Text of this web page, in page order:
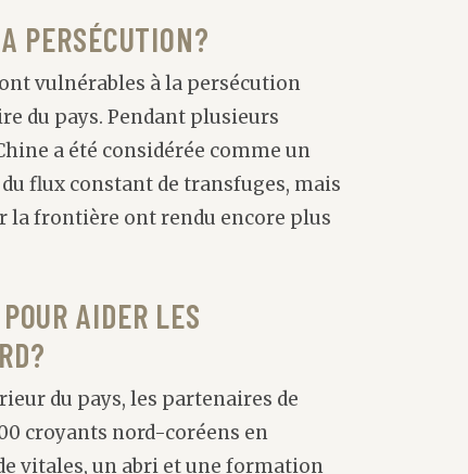
PERSÉCUTION?
vulnérables à la persécution
du pays. Pendant plusieurs
a été considérée comme un
flux constant de transfuges, mais
la frontière ont rendu encore plus
AIDER LES
du pays, les partenaires de
croyants nord-coréens en
vitales, un abri et une formation